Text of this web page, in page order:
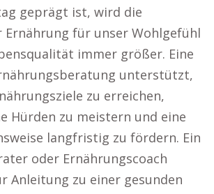
geprägt ist, wird die
Ernährung für unser Wohlgefühl
immer größer. Eine
unterstützt,
zu erreichen,
Hürden zu meistern und eine
langfristig zu fördern. Ein
oder Ernährungscoach
Anleitung zu einer gesunden